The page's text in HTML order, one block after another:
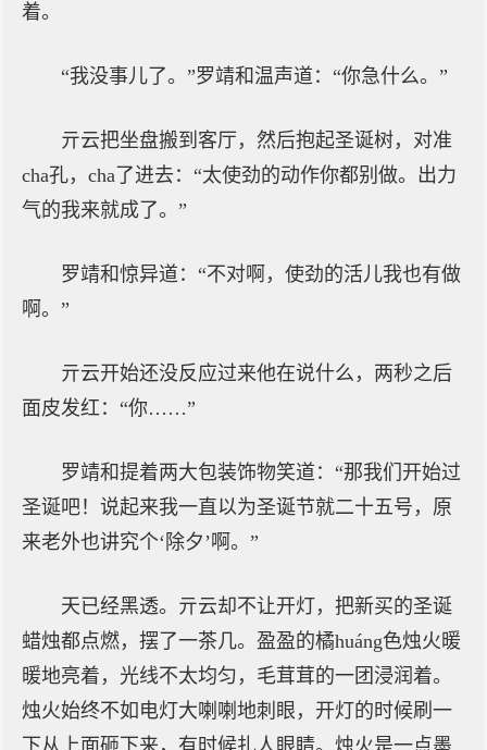
着。
“我没事儿了。”罗靖和温声道：“你急什么。”
亓云把坐盘搬到客厅，然后抱起圣诞树，对准
cha孔，cha了进去：“太使劲的动作你都别做。出力
气的我来就成了。”
罗靖和惊异道：“不对啊，使劲的活儿我也有做
啊。”
亓云开始还没反应过来他在说什么，两秒之后
面皮发红：“你……”
罗靖和提着两大包装饰物笑道：“那我们开始过
圣诞吧！说起来我一直以为圣诞节就二十五号，原
来老外也讲究个‘除夕’啊。”
天已经黑透。亓云却不让开灯，把新买的圣诞
蜡烛都点燃，摆了一茶几。盈盈的橘huáng色烛火暖
暖地亮着，光线不太均匀，毛茸茸的一团浸润着。
烛火始终不如电灯大喇喇地刺眼，开灯的时候刷一
下从上面砸下来，有时候扎人眼睛。烛火是一点墨